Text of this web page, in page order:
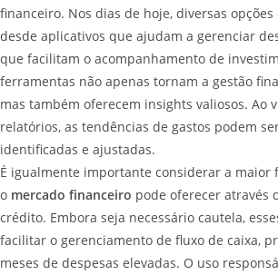
financeiro. Nos dias de hoje, diversas
desde aplicativos que ajudam a gerenciar
que facilitam o acompanhamento de
ferramentas não apenas tornam a gestão
mas também oferecem insights valiosos. Ao
relatórios, as tendências de gastos podem
identificadas e ajustadas.
É igualmente importante considerar a maior
o mercado financeiro pode oferecer através
crédito. Embora seja necessário cautela,
facilitar o gerenciamento de fluxo de caixa,
meses de despesas elevadas. O uso